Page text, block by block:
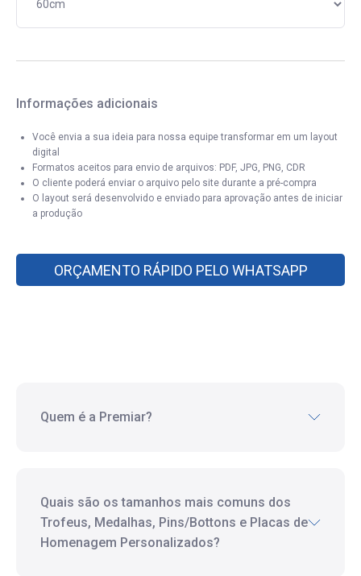
Informações adicionais
Você envia a sua ideia para nossa equipe transformar em um layout
digital
Formatos aceitos para envio de arquivos: PDF, JPG, PNG, CDR
O cliente poderá enviar o arquivo pelo site durante a pré-compra
O layout será desenvolvido e enviado para aprovação antes de iniciar
a produção
ORÇAMENTO RÁPIDO PELO WHATSAPP
Quem é a Premiar?
Quais são os tamanhos mais comuns dos
Trofeus, Medalhas, Pins/Bottons e Placas de
Homenagem Personalizados?